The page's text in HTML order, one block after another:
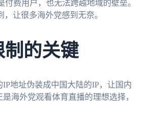
费用户，也无法跨越地域的壁垒。
让很多海外党感到无奈。
制的关键
地址伪装成中国大陆的IP，让国内
是海外党观看体育直播的理想选择，